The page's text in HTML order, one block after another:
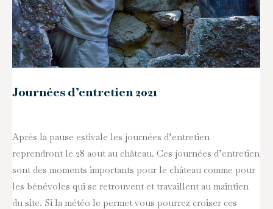
Journées d’entretien 2021
Après la pause estivale les journées d’entretien
reprendront le 28 aout au château. Ces journées d’entretien
sont des moments importants pour le château comme pour
les bénévoles qui se retrouvent et travaillent au maintien
du site. Si la météo le permet vous pourrez croiser ces